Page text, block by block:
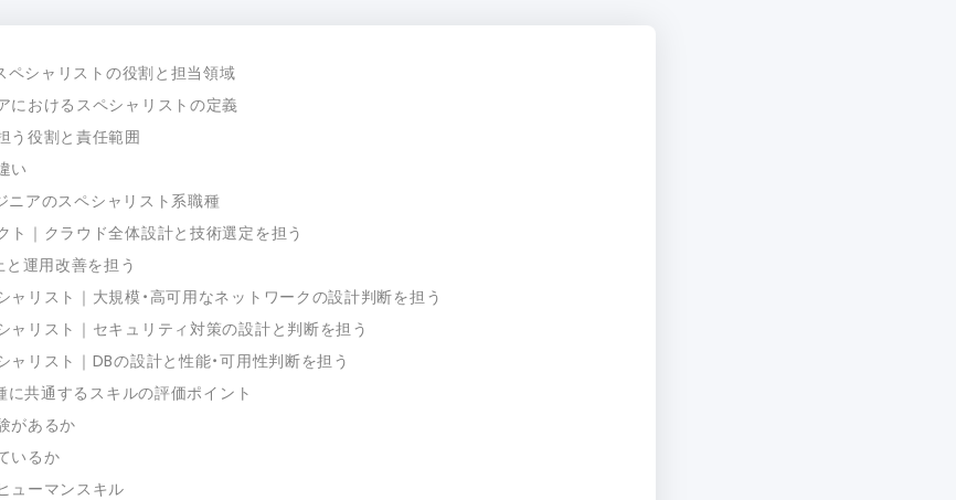
ペシャリストの役割と担当領域
におけるスペシャリストの定義
う役割と責任範囲
い
ニアのスペシャリスト系職種
ト｜クラウド全体設計と技術選定を担う
と運用改善を担う
ャリスト｜大規模・高可用なネットワークの設計判断を担う
ャリスト｜セキュリティ対策の設計と判断を担う
ャリスト｜DBの設計と性能・可用性判断を担う
に共通するスキルの評価ポイント
があるか
いるか
ューマンスキル